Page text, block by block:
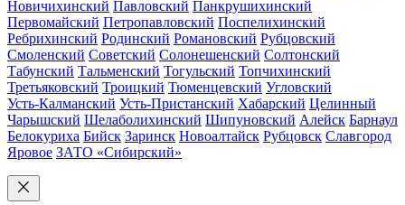
Новичихинский Павловский Панкрушихинский
Первомайский Петропавловский Поспелихинский
Ребрихинский Родинский Романовский Рубцовский
Смоленский Советский Солонешенский Солтонский
Табунский Тальменский Тогульский Топчихинский
Третьяковский Троицкий Тюменцевский Угловский
Усть-Калманский Усть-Пристанский Хабарский Целинный
Чарышский Шелаболихинский Шипуновский Алейск Барнаул
Белокуриха Бийск Заринск Новоалтайск Рубцовск Славгород
Яровое ЗАТО «Сибирский»